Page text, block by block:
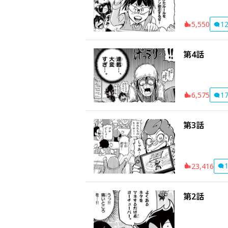
5,550 12
第4話
6,575 17
第3話
23,416
第2話